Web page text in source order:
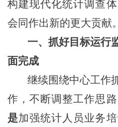
构建现代化统计调查
会同作出新的更大贡献。
一、 抓好目标运行
面完成
继续围绕中心工作
作，不断调整工作思路
是加强统计人员业务